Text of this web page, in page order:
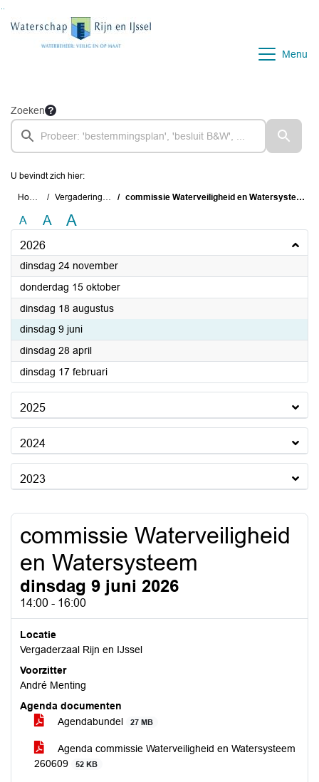
Ga naar de inhoud van deze pagina
Ga naar het zoeken
Ga naar het menu
Menu
Zoeken
U bevindt zich hier:
Home Vergaderingen commissie Waterveiligheid en Watersysteem
A A A
2026
dinsdag 24 november2026
donderdag 15 oktober2026
dinsdag 18 augustus2026
dinsdag 9 juni2026
dinsdag 28 april2026
dinsdag 17 februari2026
2025
2024
2023
commissie Waterveiligheid
en Watersysteem
dinsdag 9 juni 2026
14:00 - 16:00
Locatie
Vergaderzaal Rijn en IJssel
Voorzitter
André Menting
Agenda documenten
Agendabundel
27 MB
Agenda commissie Waterveiligheid en Watersysteem
260609
52 KB